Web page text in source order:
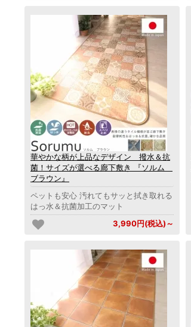
華やかな柄が上品なデザイン 撥水＆抗
菌！サイズが選べる廊下敷き 『ソルム
ブラウン』
ペットも安心 汚れてもサッと拭き取れる
はっ水＆抗菌加工のマット
3,990円(税込)～